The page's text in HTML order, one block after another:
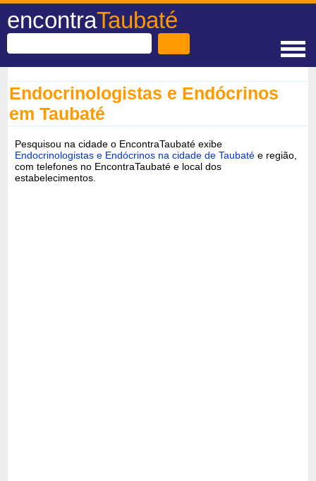
encontraTaubaté
Endocrinologistas e Endócrinos
em Taubaté
Pesquisou na cidade o EncontraTaubaté exibe
Endocrinologistas e Endócrinos na cidade de Taubaté e região,
com telefones no EncontraTaubaté e local dos
estabelecimentos.